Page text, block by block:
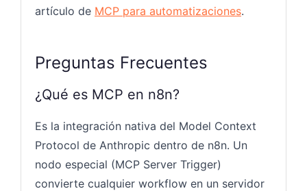
artículo de MCP para automatizaciones.
Preguntas Frecuentes
¿Qué es MCP en n8n?
Es la integración nativa del Model Context
Protocol de Anthropic dentro de n8n. Un
nodo especial (MCP Server Trigger)
convierte cualquier workflow en un servidor